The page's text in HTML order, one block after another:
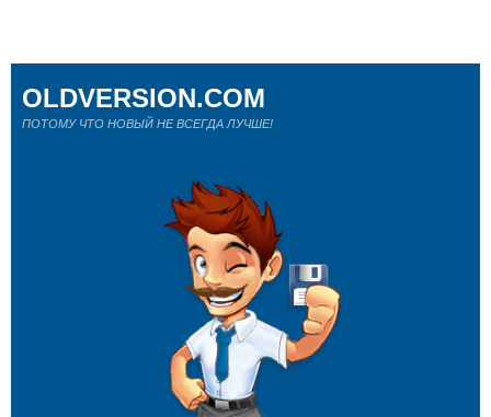
OLDVERSION.COM
ПОТОМУ ЧТО НОВЫЙ НЕ ВСЕГДА ЛУЧШЕ!